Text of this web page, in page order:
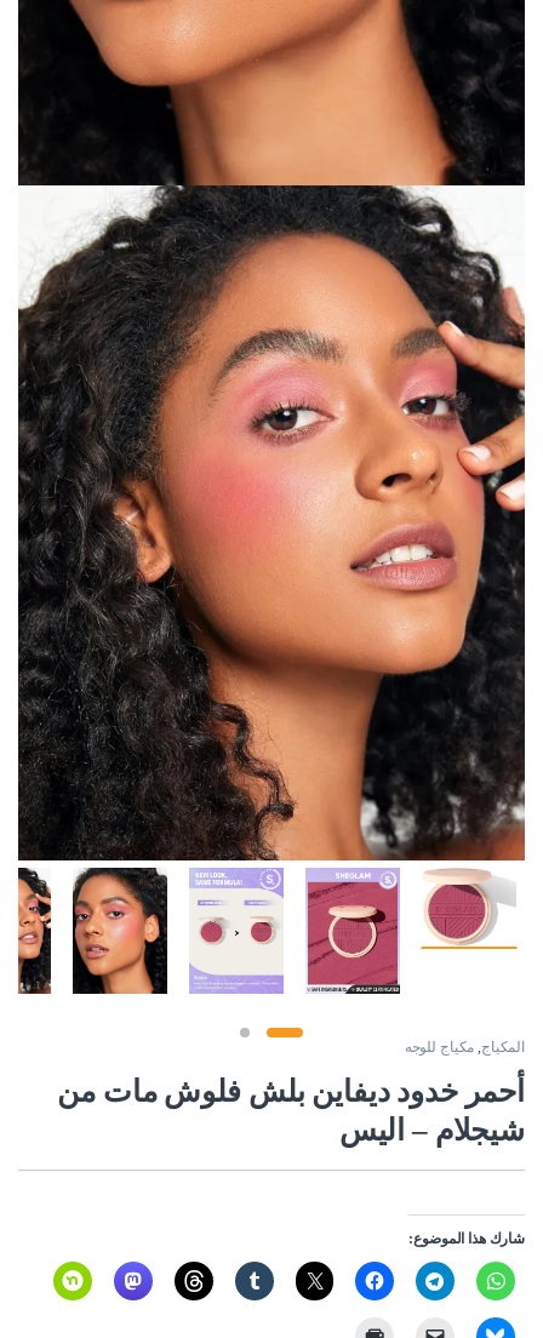
المكياج مكياج للوجه
أحمر خدود ديفاين بلش فلوش مات من
شيجلام – اليس
شارك هذا الموضوع: